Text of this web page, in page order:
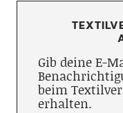
Gib deine E-
beim
erhalten.